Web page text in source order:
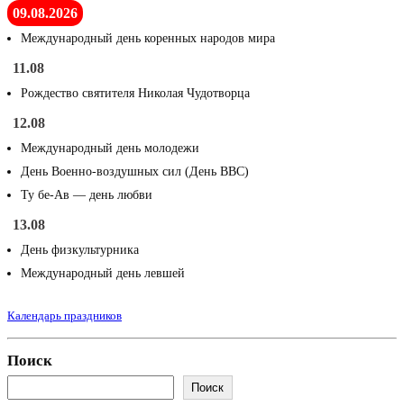
09.08.2026
Международный день коренных народов мира
11.08
Рождество святителя Николая Чудотворца
12.08
Международный день молодежи
День Военно-воздушных сил (День ВВС)
Ту бе-Ав — день любви
13.08
День физкультурника
Международный день левшей
Календарь праздников
Поиск
Поиск